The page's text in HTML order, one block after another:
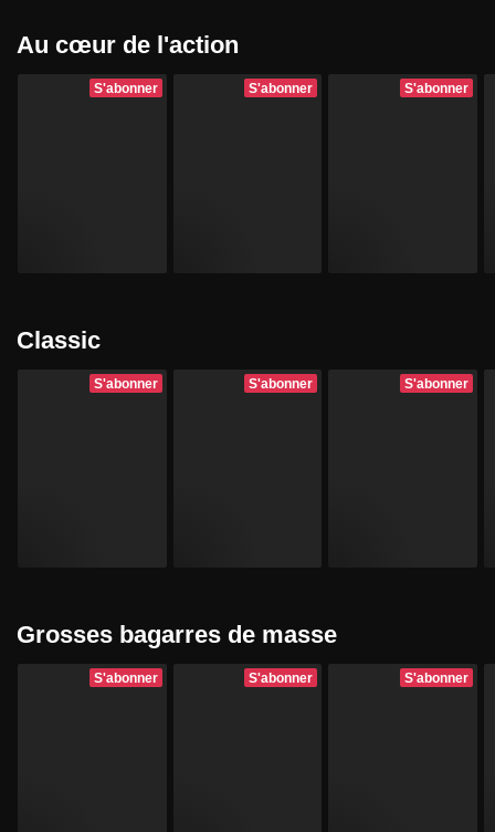
Au cœur de l'action
S'abonner S'abonner S'abonner
Classic
S'abonner S'abonner S'abonner
Grosses bagarres de masse
S'abonner S'abonner S'abonner